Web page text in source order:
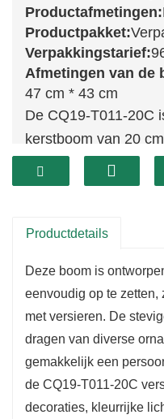
Productafmetingen:
Productpakket:
Verpakkingstarief:
Afmetingen van de
47 cm * 43 cm
De CQ19-T011-20C
kerstboom van 20
feestelijke sfeer te
Met zijn weelderige
kerstdecoratie
een gezellig hoekje
kerstsfeer kan
Productdetails
Deze boom is
eenvoudig op te zetten,
met versieren. De
dragen van diverse
gemakkelijk een
de CQ19-T011-20C
decoraties, kleurrijke